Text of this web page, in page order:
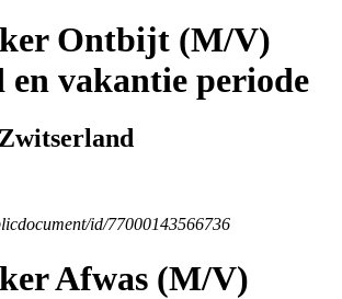
Ontbijt (M/V)
en vakantie periode
Afwas (M/V)